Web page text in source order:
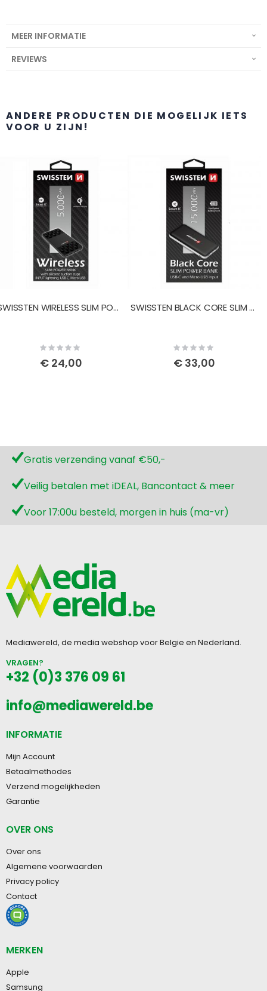
MEER INFORMATIE
REVIEWS
ANDERE PRODUCTEN DIE MOGELIJK IETS
VOOR U ZIJN!
SWISSTEN WIRELESS SLIM POWER BANK 5000 mAh
Rating:
0%
€ 24,00
SWISSTEN BLACK CORE SLIM POWER BANK 15.000 mAh USB-C INPUT
Rating:
0%
€ 33,00
Gratis verzending vanaf €50,-
Veilig betalen met iDEAL, Bancontact & meer
Voor 17:00u besteld, morgen in huis (ma-vr)
Mediawereld, de media webshop voor Belgie en Nederland.
VRAGEN?
+32 (0)3 376 09 61
info@mediawereld.be
INFORMATIE
Mijn Account
Betaalmethodes
Verzend mogelijkheden
Garantie
OVER ONS
Over ons
Algemene voorwaarden
Privacy policy
Contact
MERKEN
Apple
Samsung